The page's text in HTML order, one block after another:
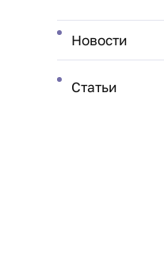
Новости
Статьи